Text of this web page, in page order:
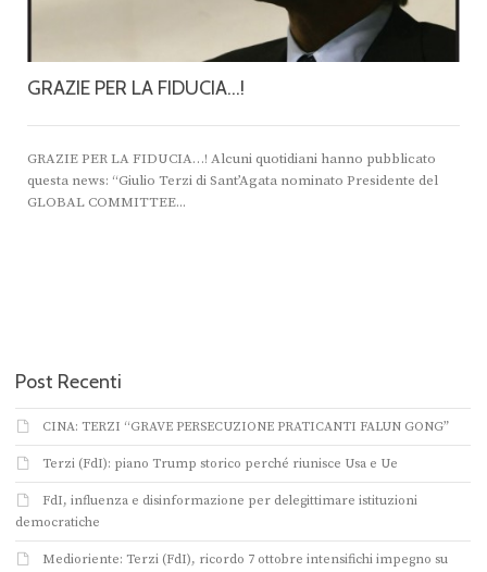
GRAZIE PER LA FIDUCIA…!
GRAZIE PER LA FIDUCIA…! Alcuni quotidiani hanno pubblicato
questa news: “Giulio Terzi di Sant’Agata nominato Presidente del
GLOBAL COMMITTEE...
Post Recenti
CINA: TERZI “GRAVE PERSECUZIONE PRATICANTI FALUN GONG”
Terzi (FdI): piano Trump storico perché riunisce Usa e Ue
FdI, influenza e disinformazione per delegittimare istituzioni
democratiche
Medioriente: Terzi (FdI), ricordo 7 ottobre intensifichi impegno su